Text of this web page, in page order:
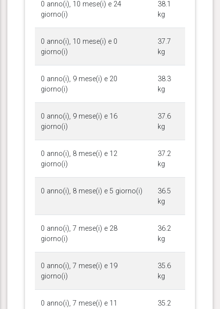
0 anno(i), 10 mese(i) e 24
giorno(i)
38.1
kg
0 anno(i), 10 mese(i) e 0
giorno(i)
37.7
kg
0 anno(i), 9 mese(i) e 20
giorno(i)
38.3
kg
0 anno(i), 9 mese(i) e 16
giorno(i)
37.6
kg
0 anno(i), 8 mese(i) e 12
giorno(i)
37.2
kg
0 anno(i), 8 mese(i) e 5 giorno(i)
36.5
kg
0 anno(i), 7 mese(i) e 28
giorno(i)
36.2
kg
0 anno(i), 7 mese(i) e 19
giorno(i)
35.6
kg
0 anno(i), 7 mese(i) e 11 35.2